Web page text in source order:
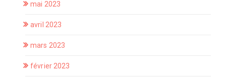
mai 2023
avril 2023
mars 2023
février 2023